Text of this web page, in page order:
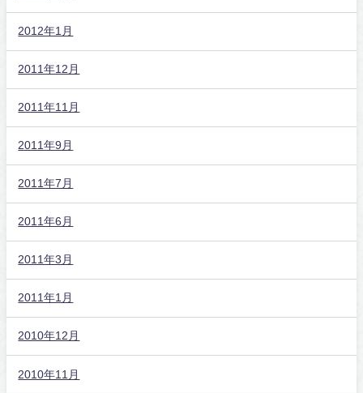
2012年1月
2011年12月
2011年11月
2011年9月
2011年7月
2011年6月
2011年3月
2011年1月
2010年12月
2010年11月